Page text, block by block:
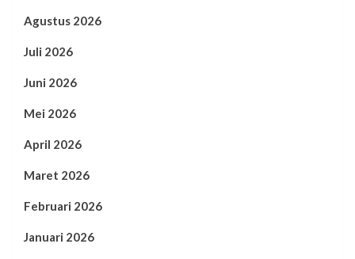
Agustus 2026
Juli 2026
Juni 2026
Mei 2026
April 2026
Maret 2026
Februari 2026
Januari 2026